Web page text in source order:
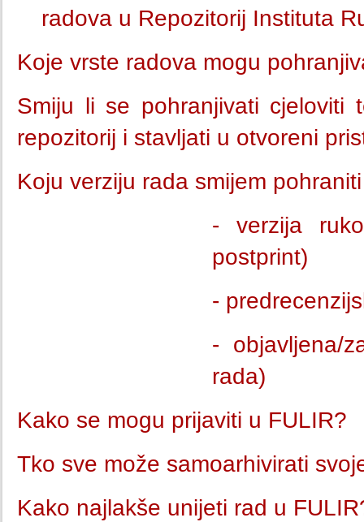
radova u Repozitorij Instituta
Koje vrste radova mogu
Smiju li se pohranjivati cjeloviti
repozitorij i stavljati u otvoreni
Koju verziju rada smijem
- verzija
postprint)
-
- objavljena/
rada)
Kako se mogu prijaviti u FULIR?
Tko sve može samoarhivirati
Kako najlakše unijeti rad u